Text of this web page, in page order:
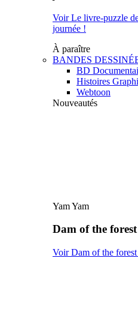
Voir Le livre-puzzle
journée !
À paraître
BANDES
BD
Histoires
Webtoon
Nouveautés
Yam Yam
Dam of the
Voir Dam of the forest